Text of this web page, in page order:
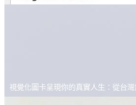
視覺化圖卡呈現你的真實人生：從台